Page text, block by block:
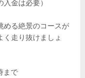
金は必要）
める絶景のコースが
く走り抜けましょ
まで